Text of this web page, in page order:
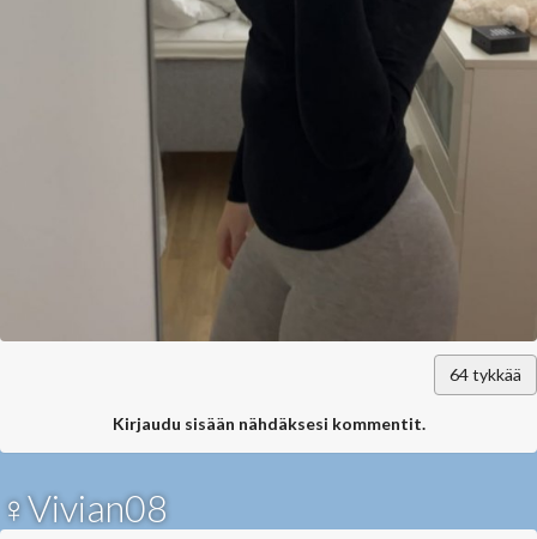
64tykkää
Kirjaudu sisään nähdäksesi kommentit.
♀Vivian08